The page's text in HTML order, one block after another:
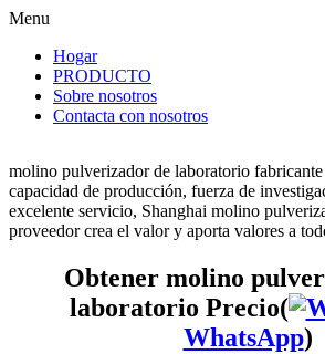
Menu
Hogar
PRODUCTO
Sobre nosotros
Contacta con nosotros
molino pulverizador de laboratorio
capacidad de producción, fuerza de
excelente servicio, Shanghai molino
proveedor crea el valor y aporta valores a
Obtener molino
laboratorio Precio(
WhatsApp)